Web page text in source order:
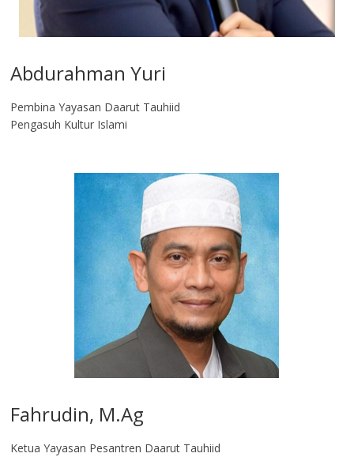
Abdurahman Yuri
Pembina Yayasan Daarut Tauhiid
Pengasuh Kultur Islami
Fahrudin, M.Ag​
Ketua Yayasan Pesantren Daarut Tauhiid